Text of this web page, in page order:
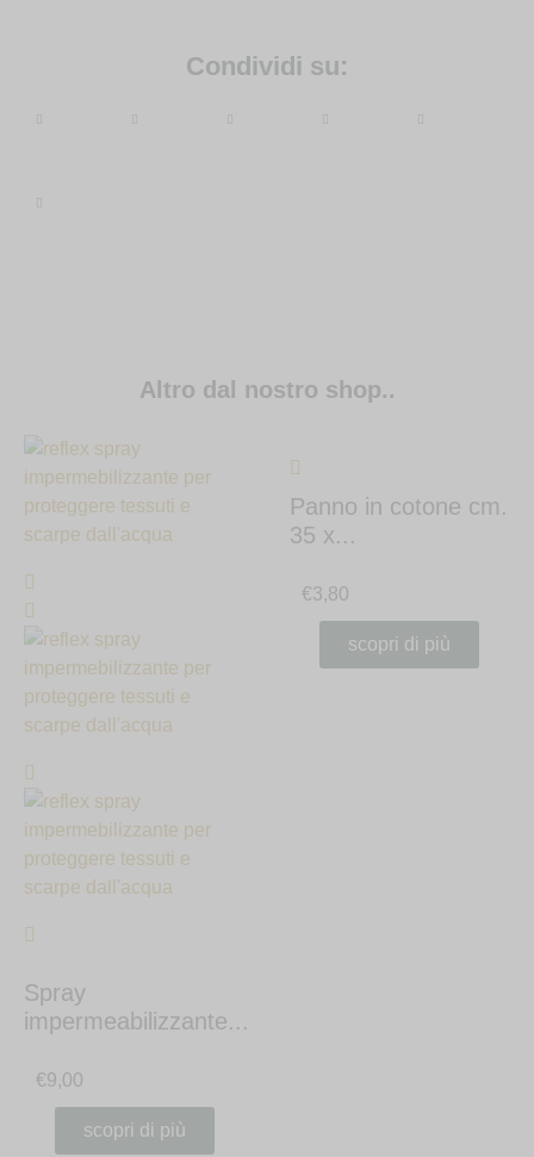
Condividi su:
Altro dal nostro shop..
Spray
impermeabilizzante...
€9,00
scopri di più
Panno in cotone cm.
35 x...
€3,80
scopri di più